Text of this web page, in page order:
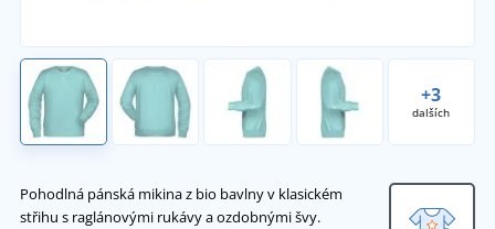
+3
dalších
Pohodlná pánská mikina z bio bavlny v klasickém
střihu s raglánovými rukávy a ozdobnými švy.